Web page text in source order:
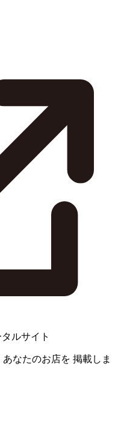
ルサイト
あなたのお店を 掲載しま